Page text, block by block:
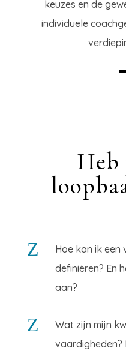
keuzes en de
individuele
Heb
Z
Hoe kan ik
definiëren? En
aan?
Z
Wat zijn mijn
vaardigheden?